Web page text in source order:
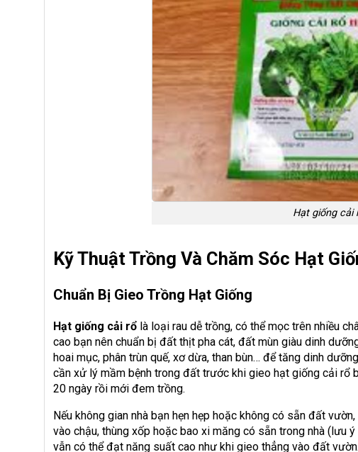
Hạt giống cải
Kỹ Thuật Trồng Và Chăm Sóc Hạt
Chuẩn Bị Gieo Trồng Hạt Giống
Hạt giống cải rổ là loại rau dễ trồng, có thể mọc trên nhiều
cao bạn nên chuẩn bị đất thịt pha cát, đất mùn giàu dinh
hoai mục, phân trùn quế, xơ dừa, than bùn… để tăng dinh
cần xử lý mầm bệnh trong đất trước khi gieo hạt giống cải rổ
20 ngày rồi mới đem trồng.
Nếu không gian nhà bạn hẹn hẹp hoặc không có sẵn đất
vào chậu, thùng xốp hoặc bao xi măng có sẵn trong nhà (lưu
vẫn có thể đạt năng suất cao như khi gieo thẳng vào đất vườn.